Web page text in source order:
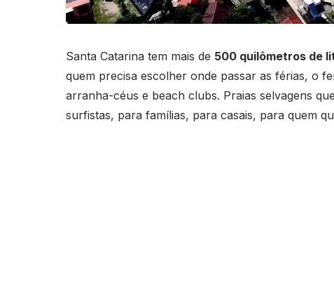
Santa Catarina tem mais de 500 quilômetros de
quem precisa escolher onde passar as férias, o
arranha-céus e beach clubs. Praias selvagens
surfistas, para famílias, para casais, para quem